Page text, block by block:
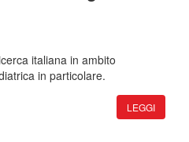
italiana in ambito
in particolare.
LEGGI